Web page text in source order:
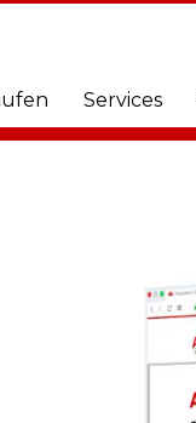
Services